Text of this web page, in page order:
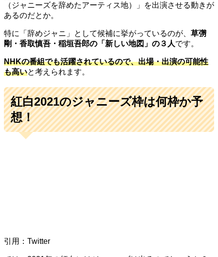
（ジャニーズを辞めたアーティス地）」を出演させる動きが
あるのだとか。
特に「辞めジャニ」として候補に挙がっているのが、 草彅
剛・香取慎吾・稲垣吾郎の「新しい地図」の３人です。
NHKの番組でも活躍されているので、出場・出演の可能性
も高いと考えられます。
紅白2021のジャニーズ枠は何枠か予
想！
引用：Twitter